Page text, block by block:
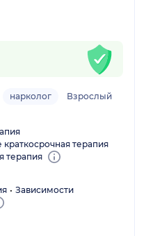
нарколог Взрослый
терапия
терапия
Зависимости